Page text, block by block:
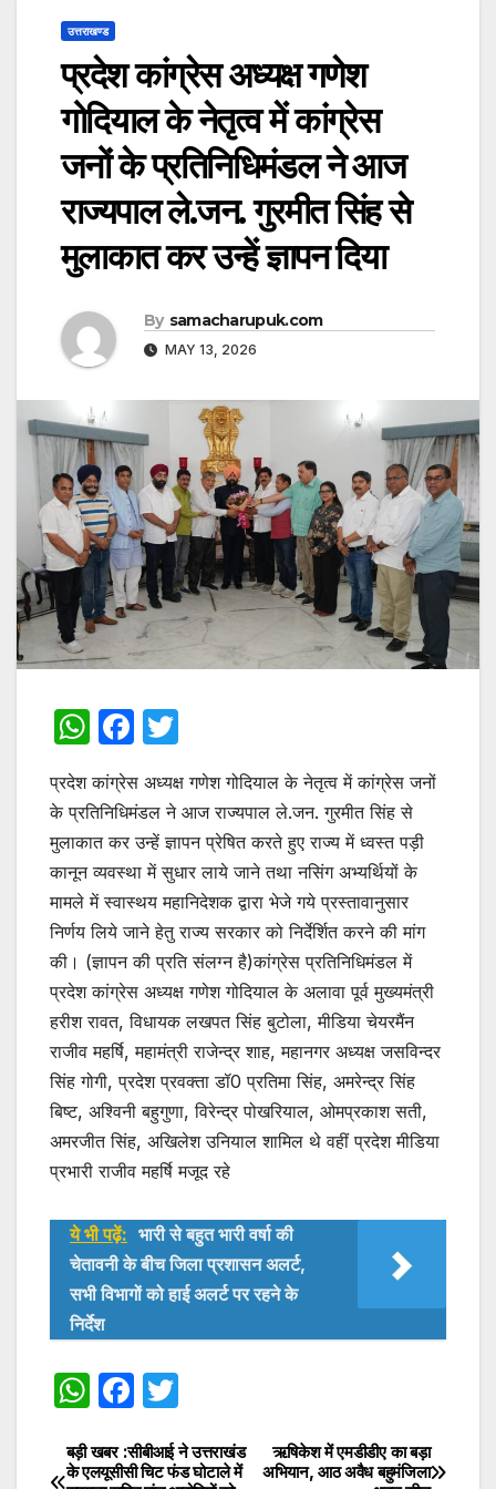
उत्तराखण्ड
प्रदेश कांग्रेस अध्यक्ष गणेश
गोदियाल के नेतृत्व में कांग्रेस
जनों के प्रतिनिधिमंडल ने आज
राज्यपाल ले.जन. गुरमीत सिंह से
मुलाकात कर उन्हें ज्ञापन दिया
By samacharupuk.com
MAY 13, 2026
W
h
at
s
A
p
p
F
c
e
b
o
o
k
w
itt
er
प्रदेश कांग्रेस अध्यक्ष गणेश गोदियाल के नेतृत्व में कांग्रेस जनों
के प्रतिनिधिमंडल ने आज राज्यपाल ले.जन. गुरमीत सिंह से
मुलाकात कर उन्हें ज्ञापन प्रेषित करते हुए राज्य में ध्वस्त पड़ी
कानून व्यवस्था में सुधार लाये जाने तथा नसिंग अभ्यर्थियों के
मामले में स्वास्थय महानिदेशक द्वारा भेजे गये प्रस्तावानुसार
निर्णय लिये जाने हेतु राज्य सरकार को निर्देर्शित करने की मांग
की। (ज्ञापन की प्रति संलग्न है)कांग्रेस प्रतिनिधिमंडल में
प्रदेश कांग्रेस अध्यक्ष गणेश गोदियाल के अलावा पूर्व मुख्यमंत्री
हरीश रावत, विधायक लखपत सिंह बुटोला, मीडिया चेयरमैंन
राजीव महर्षि, महामंत्री राजेन्द्र शाह, महानगर अध्यक्ष जसविन्दर
सिंह गोगी, प्रदेश प्रवक्ता डॉ0 प्रतिमा सिंह, अमरेन्द्र सिंह
बिष्ट, अश्विनी बहुगुणा, विरेन्द्र पोखरियाल, ओमप्रकाश सती,
अमरजीत सिंह, अखिलेश उनियाल शामिल थे वहीं प्रदेश मीडिया
प्रभारी राजीव महर्षि मजूद रहे
ये भी पढ़ें: भारी से बहुत भारी वर्षा की
चेतावनी के बीच जिला प्रशासन अलर्ट,
सभी विभागों को हाई अलर्ट पर रहने के
निर्देश
W
at
F
c itt
Post
ऋषिकेश में एमडीडीए का बड़ा
अभियान, आठ अवैध बहुमंजिला
बड़ी खबर :सीबीआई ने उत्तराखंड
के एलयूसीसी चिट फंड घोटाले में